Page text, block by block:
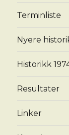
Terminliste
Nyere
Historikk
Resultater
Linker